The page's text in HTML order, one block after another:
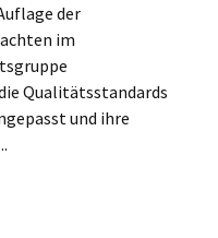
der
im
Qualitätsstandards
und ihre